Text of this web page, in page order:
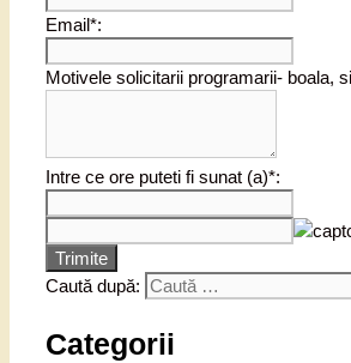
Email*:
Motivele solicitarii programarii- boala,
Intre ce ore puteti fi sunat (a)*:
Trimite
Caută după:
Categorii